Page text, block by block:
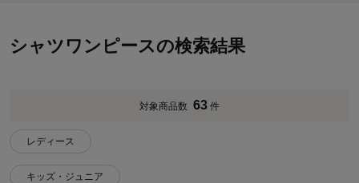
シャツワンピースの検索結果
対象商品数 63 件
レディース
キッズ・ジュニア